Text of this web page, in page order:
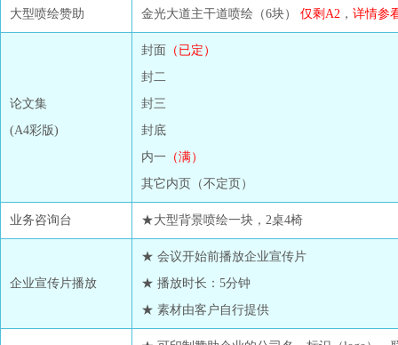
大型喷绘赞助 金光大道主干道喷绘（6块） 仅剩A2 ， 详情参
论文集
(A4彩版)
封面 （已定）
封二
封三
封底
内一 （满）
其它内页（不定页）
业务咨询台 ★大型背景喷绘一块，2桌4椅
企业宣传片播放
★ 会议开始前播放企业宣传片
★ 播放时长：5分钟
★ 素材由客户自行提供